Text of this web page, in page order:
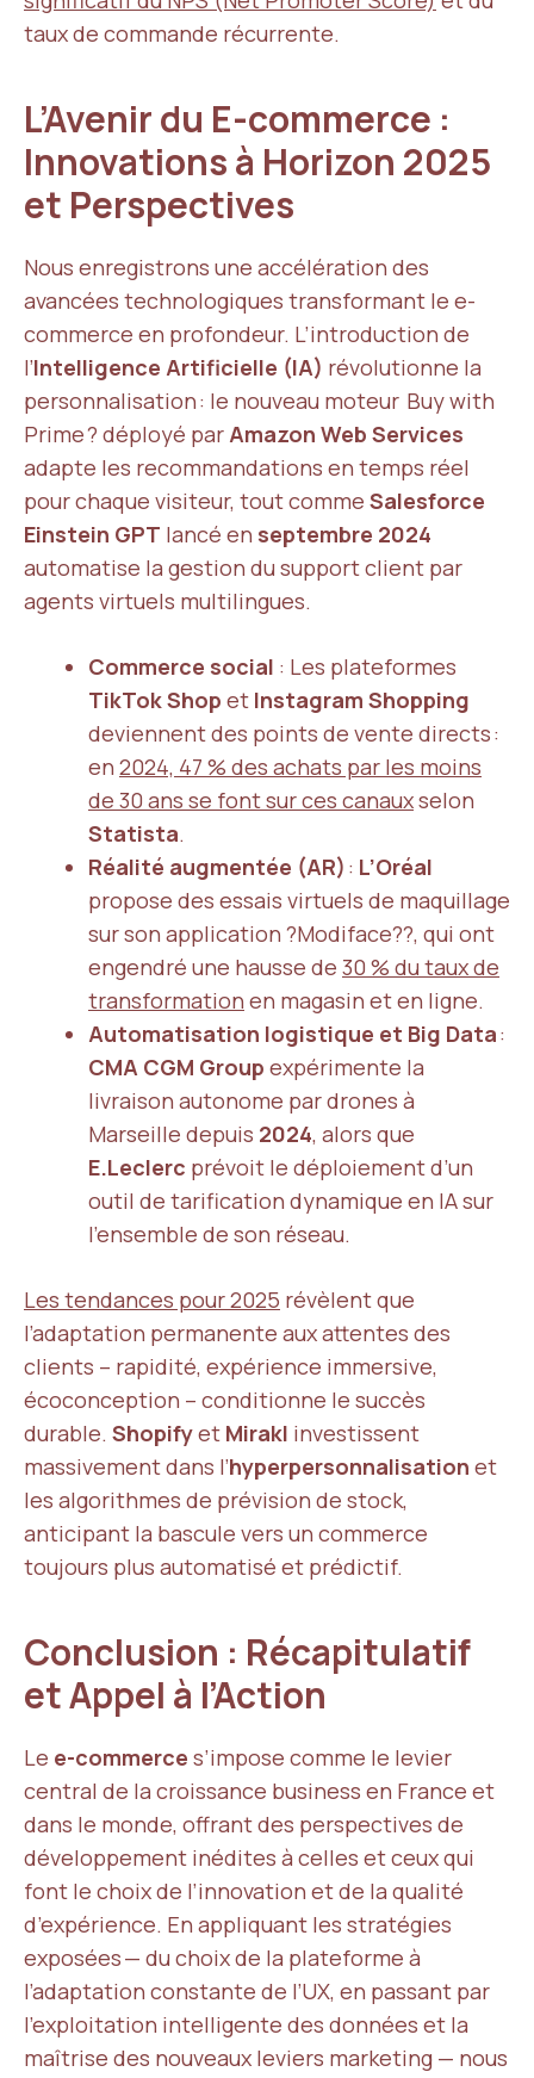
taux de commande récurrente.
L’Avenir du E-commerce :
Innovations à Horizon 2025
et Perspectives
Nous enregistrons une accélération des
avancées technologiques transformant le e-
commerce en profondeur. L’introduction de
l’Intelligence Artificielle (IA) révolutionne la
personnalisation : le nouveau moteur Buy with
Prime ? déployé par Amazon Web Services
adapte les recommandations en temps réel
pour chaque visiteur, tout comme Salesforce
Einstein GPT lancé en septembre 2024
automatise la gestion du support client par
agents virtuels multilingues.
Commerce social : Les plateformes
TikTok Shop et Instagram Shopping
deviennent des points de vente directs :
en 2024, 47 % des achats par les moins
de 30 ans se font sur ces canauxselon
Statista.
Réalité augmentée (AR) : L’Oréal
propose des essais virtuels de maquillage
sur son application ?Modiface??, qui ont
engendré une hausse de 30 % du taux de
transformation en magasin et en ligne.
Automatisation logistique et Big Data:
CMA CGM Group expérimente la
livraison autonome par drones à
Marseille depuis 2024, alors que
E.Leclerc prévoit le déploiement d’un
outil de tarification dynamique en IA sur
l’ensemble de son réseau.
Les tendances pour 2025 révèlent que
l’adaptation permanente aux attentes des
clients – rapidité, expérience immersive,
écoconception – conditionne le succès
durable. Shopifyet Mirakl investissent
massivement dans l’hyperpersonnalisation et
les algorithmes de prévision de stock,
anticipant la bascule vers un commerce
toujours plus automatisé et prédictif.
Conclusion : Récapitulatif
et Appel à l’Action
Le e-commerce s’impose comme le levier
central de la croissance business en France et
dans le monde, offrant des perspectives de
développement inédites à celles et ceux qui
font le choix de l’innovation et de la qualité
d’expérience. En appliquant les stratégies
exposées — du choix de la plateforme à
l’adaptation constante de l’UX, en passant par
l’exploitation intelligente des données et la
maîtrise des nouveaux leviers marketing — nous